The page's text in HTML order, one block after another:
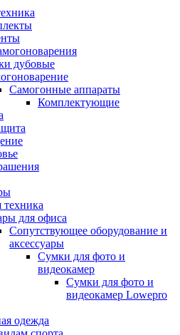
дубовые
Самогонные аппараты
Комплектующие
для офиса
Сопутствующее оборудование и
аксессуары
Сумки для фото и
видеокамер
Сумки для фото и
видеокамер Lowepro
одежда